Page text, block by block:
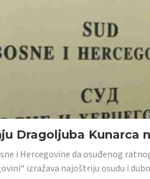
Dragoljuba Kunarca
i Hercegovine da osuđenog
izražava najoštriju osudu i